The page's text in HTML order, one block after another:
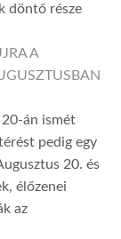
döntő része
A
án ismét
pedig egy
20. és
élőzenei
az